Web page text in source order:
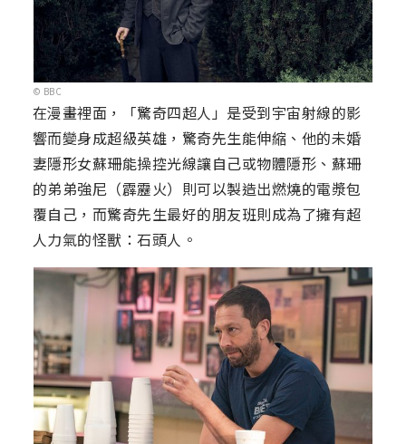
© BBC
在漫畫裡面，「驚奇四超人」是受到宇宙射線的影
響而變身成超級英雄，驚奇先生能伸縮、他的未婚
妻隱形女蘇珊能操控光線讓自己或物體隱形、蘇珊
的弟弟強尼（霹靂火）則可以製造出燃燒的電漿包
覆自己，而驚奇先生最好的朋友班則成為了擁有超
人力氣的怪獸：石頭人。